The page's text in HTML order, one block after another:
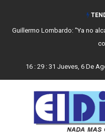
Guillermo Lombardo: "Ya no
16: 29: 32 Jueves, 6 De